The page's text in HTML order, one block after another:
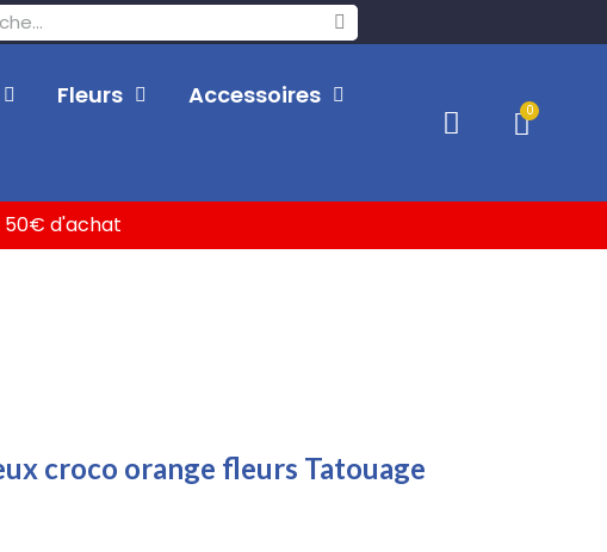
Fleurs
Accessoires
50€ d'achat
croco orange fleurs Tatouage